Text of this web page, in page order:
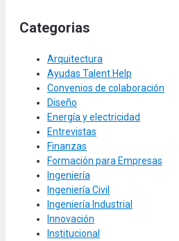
Categorias
Arquitectura
Ayudas Talent Help
Convenios de colaboración
Diseño
Energía y electricidad
Entrevistas
Finanzas
Formación para Empresas
Ingeniería
Ingeniería Civil
Ingeniería Industrial
Innovación
Institucional